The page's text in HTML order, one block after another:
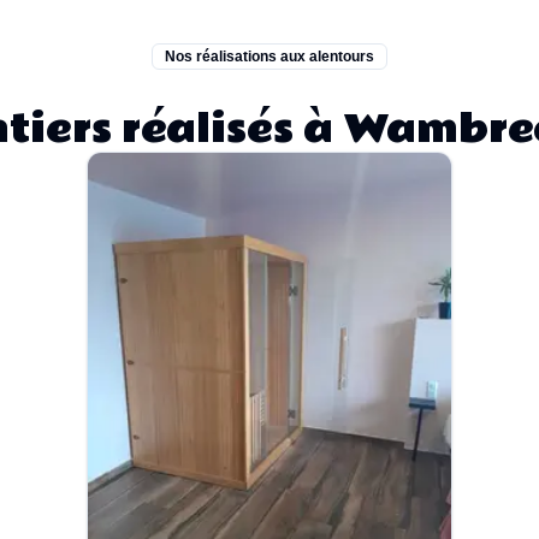
Nos réalisations aux alentours
réalisés à